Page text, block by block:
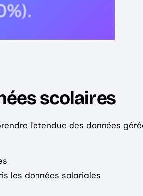
scolaires
l'étendue des données
les données salariales